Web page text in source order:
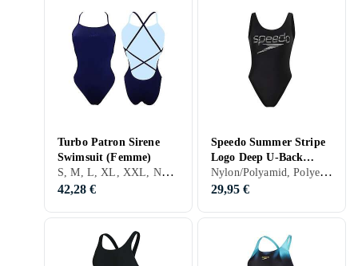
Turbo Patron Sirene
Swimsuit (Femme)
S, M, L, XL, XXL, Noir, Bleu, Rouge, Orange, Vert, Rose, Violet
42,28 €
Speedo Summer Stripe
Logo Deep U-Back
Baddräkt (Femme)
Nylon/Polyamid, Polyester, Élasthanne/Spandex/Lycra, 32, 34, 36, 38, 40, 42, 44, 46, 48, S, M, L, XL, XXL, XS, Noir, Blanc, Bleu, Rouge, Jaune, Orange, Vert, Rose, Maillot de bain
29,95 €